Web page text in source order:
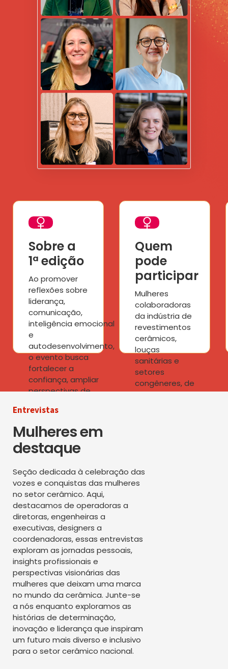
Sobre a
1ª edição
Ao promover
reflexões sobre
liderança,
comunicação,
inteligência emocional
e
autodesenvolvimento,
o evento busca
fortalecer a
confiança, ampliar
perspectivas de
construção de
trajetórias mais
conscientes,
colaborativas e
protagonistas dentro
do setor.
Quem
pode
participar
Mulheres
colaboradoras
da indústria de
revestimentos
cerâmicos,
louças
sanitárias e
setores
congêneres, de
empresas
total esse
contingente é
Entrevistas
Mulheres em
destaque
Seção dedicada à celebração das
vozes e conquistas das mulheres
no setor cerâmico. Aqui,
destacamos de operadoras a
diretoras, engenheiras a
executivas, designers a
coordenadoras, essas entrevistas
exploram as jornadas pessoais,
insights profissionais e
perspectivas visionárias das
mulheres que deixam uma marca
no mundo da cerâmica. Junte-se
a nós enquanto exploramos as
histórias de determinação,
inovação e liderança que inspiram
um futuro mais diverso e inclusivo
para o setor cerâmico nacional.